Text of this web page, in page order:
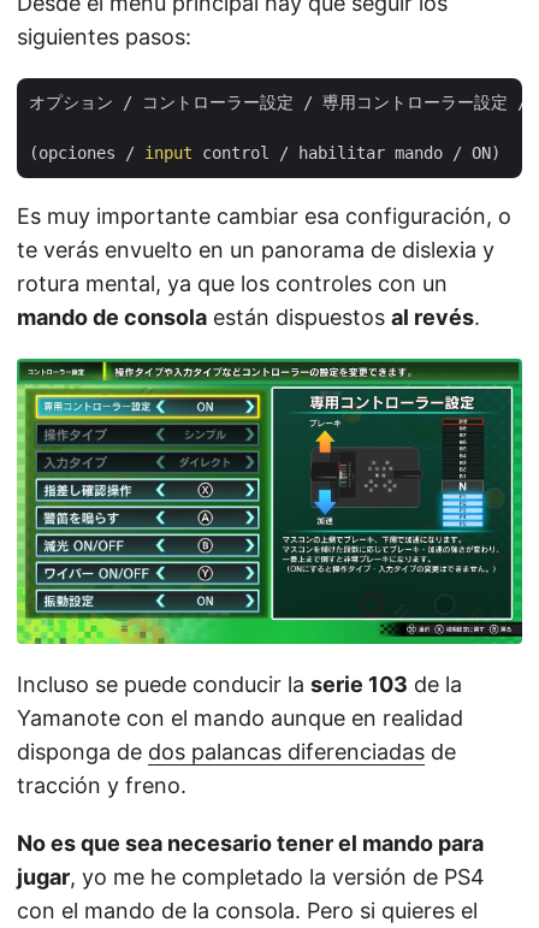
siguientes pasos:
オプション / コントローラー設定 / 尃用コントローラー設定 /
(opciones / input
Es muy importante cambiar esa configuración, o
te verás envuelto en un panorama de dislexia y
rotura mental, ya que los controles con un
mando de consola están dispuestos al revés.
Incluso se puede conducir la serie 103 de la
Yamanote con el mando aunque en realidad
disponga de dos palancas diferenciadas de
tracción y freno.
No es que sea necesario tener el mando para
jugar, yo me he completado la versión de PS4
con el mando de la consola. Pero si quieres el